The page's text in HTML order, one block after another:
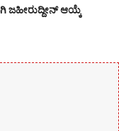
ಜಹೀರುದ್ದೀನ್ ಆಯ್ಕೆ